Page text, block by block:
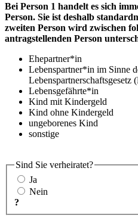
Bei Person 1 handelt es sich
Person. Sie ist deshalb
zweiten Person wird zwischen
antragstellenden Person
Ehepartner*in
Lebenspartner*in im Sinne
Lebenspartnerschaftsgesetz
Lebensgefährte*in
Kind mit Kindergeld
Kind ohne Kindergeld
ungeborenes Kind
sonstige
Sind Sie verheiratet?
Ja
Nein
?